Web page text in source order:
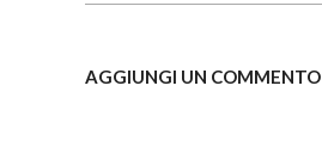
AGGIUNGI UN COMMENTO